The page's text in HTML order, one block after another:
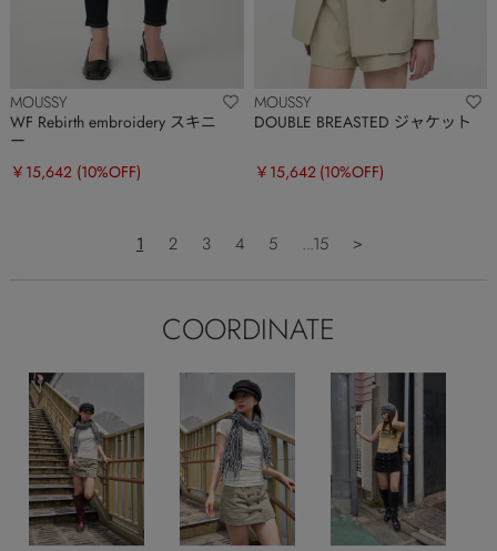
MOUSSY
WF Rebirth embroidery スキニ
ー
￥15,642 (10%OFF)
MOUSSY
DOUBLE BREASTED ジャケット
￥15,642 (10%OFF)
1 2 3 4 5 ...15 ＞
COORDINATE